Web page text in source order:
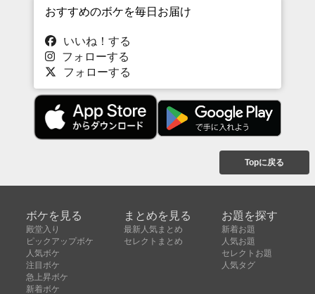
おすすめのボケを毎日お届け
いいね！する
フォローする
フォローする
Topに戻る
ボケを見る
殿堂入り
ピックアップボケ
人気ボケ
注目ボケ
急上昇ボケ
新着ボケ
まとめを見る
最新人気まとめ
セレクトまとめ
お題を探す
新着お題
人気お題
セレクトお題
人気タグ